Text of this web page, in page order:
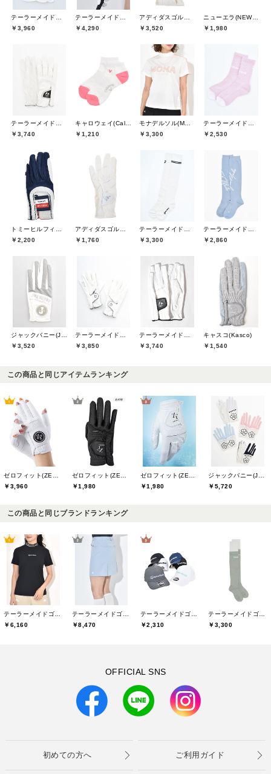
￥3,960
￥4,290
￥3,520
ニューエラ(NEW ERA)
￥1,980
￥3,740
￥1,210
￥3,300
￥2,530
￥2,200
￥1,760
￥3,300
￥2,860
￥3,520
￥3,850
￥3,740
キャスコ(Kasco)
￥1,540
この商品と同じアイテムランキング
￥3,960
￥1,980
￥1,980
￥5,720
この商品と同じブランドランキング
￥6,160
￥8,470
￥2,310
￥3,300
OFFICIAL SNS
初めての方へ ご利用ガイド